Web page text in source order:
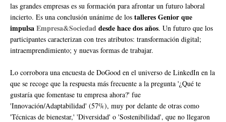
las grandes empresas es su formación para afrontar un futuro laboral
incierto. Es una conclusión unánime de los talleres Genior que
impulsaEmpresa&Sociedaddesde hace dos años. Un futuro que los
participantes caracterizan con tres atributos: transformación digital;
intraemprendimiento; y nuevas formas de trabajar.
Lo corrobora una encuesta de DoGood en el universo de LinkedIn en la
que se recoge que la respuesta más frecuente a la pregunta '¿Qué te
gustaría que fomentase tu empresa ahora?' fue
'Innovación/Adaptabilidad' (57%), muy por delante de otras como
'Técnicas de bienestar,' 'Diversidad' o 'Sostenibilidad', que no llegaron